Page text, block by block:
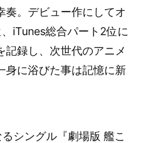
奏。デビュー作にしてオ
iTunes総合パート2位に
記録し、次世代のアニメ
身に浴びた事は記憶に新
シングル『劇場版 艦こ